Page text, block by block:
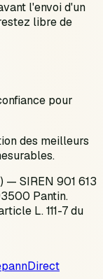
l'envoi d'un
libre de
pour
des meilleurs
— SIREN 901 613
Pantin.
L. 111-7 du